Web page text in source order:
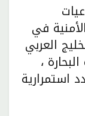
في
العربي
،
استمرارية